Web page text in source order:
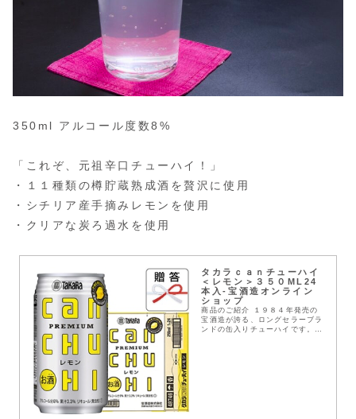
350ml アルコール度数8%
「これぞ、元祖辛口チューハイ！」
・１１種類の樽貯蔵熟成酒を贅沢に使用
・シチリア産手摘みレモンを使用
・クリアな炭ろ過水を使用
タカラｃａｎチューハイ
＜レモン＞３５０ML24
本入-宝酒造オンライン
ショップ
商品のご紹介 １９８４年発売の
宝酒造が誇る、ロングセラーブラ
ンドの缶入りチューハイです。